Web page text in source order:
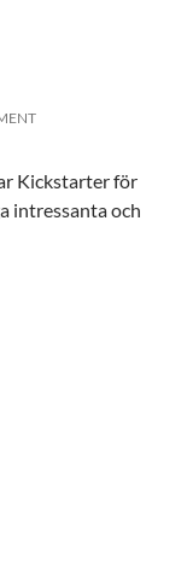
Kickstarter för
intressanta och